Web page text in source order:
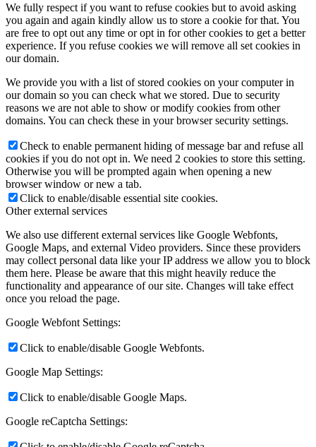
We fully respect if you want to refuse cookies but to avoid asking
you again and again kindly allow us to store a cookie for that. You
are free to opt out any time or opt in for other cookies to get a better
experience. If you refuse cookies we will remove all set cookies in
our domain.
We provide you with a list of stored cookies on your computer in
our domain so you can check what we stored. Due to security
reasons we are not able to show or modify cookies from other
domains. You can check these in your browser security settings.
Check to enable permanent hiding of message bar and refuse all
cookies if you do not opt in. We need 2 cookies to store this setting.
Otherwise you will be prompted again when opening a new
browser window or new a tab.
Click to enable/disable essential site cookies.
Other external services
We also use different external services like Google Webfonts,
Google Maps, and external Video providers. Since these providers
may collect personal data like your IP address we allow you to block
them here. Please be aware that this might heavily reduce the
functionality and appearance of our site. Changes will take effect
once you reload the page.
Google Webfont Settings:
Click to enable/disable Google Webfonts.
Google Map Settings:
Click to enable/disable Google Maps.
Google reCaptcha Settings: